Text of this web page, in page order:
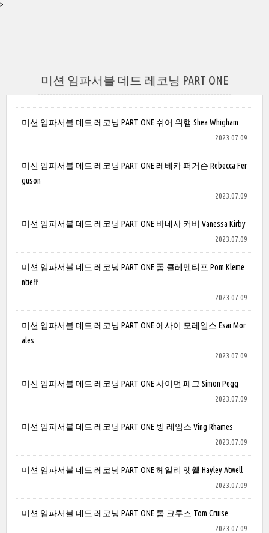
>
미션 임파서블 데드 레코닝 PART ONE
미션 임파서블 데드 레코닝 PART ONE 쉬어 위햄 Shea Whigham
2023.07.09
미션 임파서블 데드 레코닝 PART ONE 레베카 퍼거슨 Rebecca Fer
guson
2023.07.09
미션 임파서블 데드 레코닝 PART ONE 바네사 커비 Vanessa Kirby
2023.07.09
미션 임파서블 데드 레코닝 PART ONE 폼 클레멘티프 Pom Kleme
ntieff
2023.07.09
미션 임파서블 데드 레코닝 PART ONE 에사이 모레일스 Esai Mor
ales
2023.07.09
미션 임파서블 데드 레코닝 PART ONE 사이먼 페그 Simon Pegg
2023.07.09
미션 임파서블 데드 레코닝 PART ONE 빙 레임스 Ving Rhames
2023.07.09
미션 임파서블 데드 레코닝 PART ONE 헤일리 앳웰 Hayley Atwell
2023.07.09
미션 임파서블 데드 레코닝 PART ONE 톰 크루즈 Tom Cruise
2023.07.09